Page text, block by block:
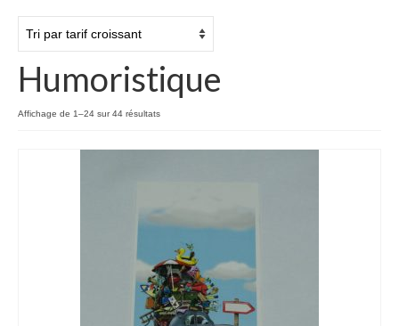
Humoristique
Affichage de 1–24 sur 44 résultatsTrié
prix